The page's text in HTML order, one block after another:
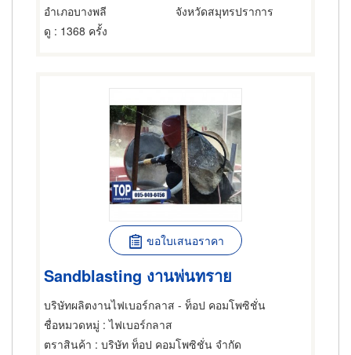
อำเภอบางพลี
จังหวัดสมุทรปราการ
ดู : 1368 ครั้ง
ขอใบเสนอราคา
Sandblasting งานพ่นทราย
บริษัทผลิตงานไฟเบอร์กลาส - ท็อป คอมโพซิชั่น
ชื่อหมวดหมู่ : ไฟเบอร์กลาส
ตราสินค้า : บริษัท ท็อป คอมโพซิชั่น จำกัด